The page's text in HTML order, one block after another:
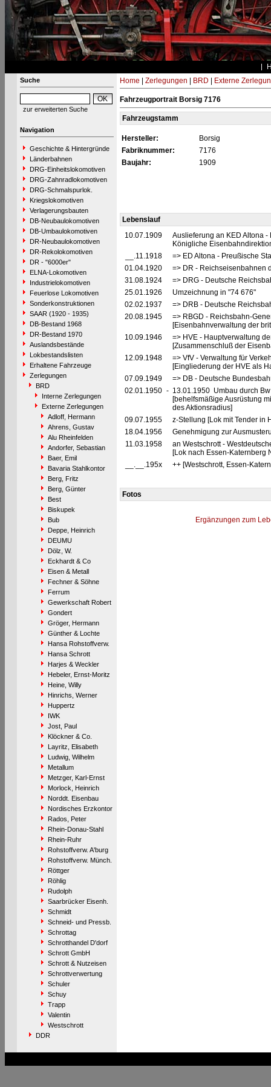
Suche
zur erweiterten Suche
Navigation
Geschichte & Hintergründe
Länderbahnen
DRG-Einheitslokomotiven
DRG-Zahnradlokomotiven
DRG-Schmalspurlok.
Kriegslokomotiven
Verlagerungsbauten
DB-Neubaulokomotiven
DB-Umbaulokomotiven
DR-Neubaulokomotiven
DR-Rekolokomotiven
DR - "6000er"
ELNA-Lokomotiven
Industrielokomotiven
Feuerlose Lokomotiven
Sonderkonstruktionen
SAAR (1920 - 1935)
DB-Bestand 1968
DR-Bestand 1970
Auslandsbestände
Lokbestandslisten
Erhaltene Fahrzeuge
Zerlegungen
BRD
Interne Zerlegungen
Externe Zerlegungen
Adloff, Hermann
Ahrens, Gustav
Alu Rheinfelden
Andorfer, Sebastian
Baer, Emil
Bavaria Stahlkontor
Berg, Fritz
Berg, Günter
Best
Biskupek
Bub
Deppe, Heinrich
DEUMU
Dölz, W.
Eckhardt & Co
Eisen & Metall
Fechner & Söhne
Ferrum
Gewerkschaft Robert
Gondert
Gröger, Hermann
Günther & Lochte
Hansa Rohstoffverw.
Hansa Schrott
Harjes & Weckler
Hebeler, Ernst-Moritz
Heine, Willy
Hinrichs, Werner
Huppertz
IWK
Jost, Paul
Klöckner & Co.
Layritz, Elisabeth
Ludwig, Wilhelm
Metallum
Metzger, Karl-Ernst
Morlock, Heinrich
Norddt. Eisenbau
Nordisches Erzkontor
Rados, Peter
Rhein-Donau-Stahl
Rhein-Ruhr
Rohstoffverw. A'burg
Rohstoffverw. Münch.
Röttger
Röhlig
Rudolph
Saarbrücker Eisenh.
Schmidt
Schneid- und Pressb.
Schrottag
Schrotthandel D'dorf
Schrott GmbH
Schrott & Nutzeisen
Schrottverwertung
Schuler
Schuy
Trapp
Valentin
Westschrott
DDR
Home Zerlegungen BRD Externe
Fahrzeugportrait Borsig 7176
Fahrzeugstamm
Hersteller:
Borsig
Fabriknummer:
7176
Baujahr:
1909
Lebenslauf
10.07.1909
Auslieferung an KED Altona
Königliche
__.11.1918
=> ED Altona - Preußische
01.04.1920
=> DR - Reichseisenbahnen
31.08.1924
=> DRG - Deutsche
25.01.1926
Umzeichnung in "74 676"
02.02.1937
=> DRB - Deutsche
20.08.1945
=> RBGD - Reichsbahn-
[Eisenbahnverwaltung der
10.09.1946
=> HVE - Hauptverwaltung
[Zusammenschluß der
12.09.1948
=> VfV - Verwaltung für
[Eingliederung der HVE als
07.09.1949
=> DB - Deutsche
02.01.1950 - 13.01.1950 Umbau durch
[behelfsmäßige Ausrüstung
des Aktionsradius]
09.07.1955
z-Stellung [Lok mit Tender in
18.04.1956
Genehmigung zur
11.03.1958
an Westschrott -
[Lok nach Essen-Katernberg
__.__.195x
++ [Westschrott, Essen-
Fotos
Ergänzungen zum